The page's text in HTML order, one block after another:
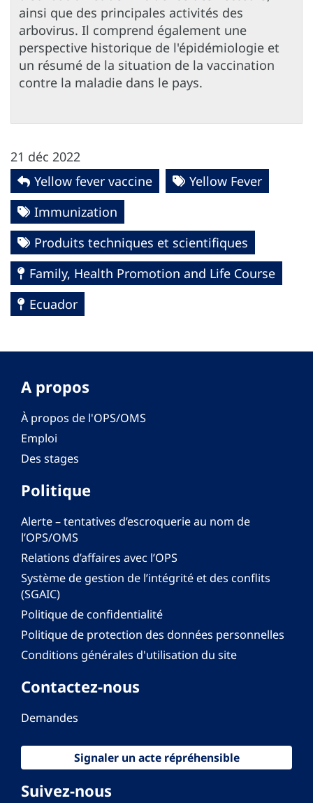
ainsi que des principales activités des
arbovirus. Il comprend également une
perspective historique de l'épidémiologie et
un résumé de la situation de la vaccination
contre la maladie dans le pays.
21 déc 2022
Yellow fever vaccine
Yellow Fever
Immunization
Produits techniques et scientifiques
Family, Health Promotion and Life Course
Ecuador
A propos
À propos de l'OPS/OMS
Emploi
Des stages
Politique
Alerte – tentatives d’escroquerie au nom de
l’OPS/OMS
Relations d’affaires avec l’OPS
Système de gestion de l’intégrité et des conflits
(SGAIC)
Politique de confidentialité
Politique de protection des données personnelles
Conditions générales d'utilisation du site
Contactez-nous
Demandes
Signaler un acte répréhensible
Suivez-nous